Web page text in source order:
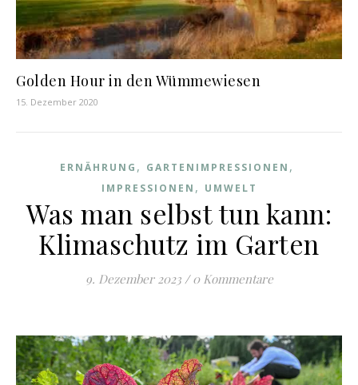
Golden Hour in den Wümmewiesen
15. Dezember 2020
ERNÄHRUNG , GARTENIMPRESSIONEN ,
IMPRESSIONEN , UMWELT
Was man selbst tun kann:
Klimaschutz im Garten
9. Dezember 2023 / 0 Kommentare